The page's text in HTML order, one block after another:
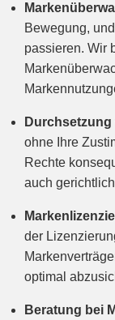
Bewegung,
passieren. Wir
ohne Ihre
Rechte
auch
der
optimal
Beratung bei